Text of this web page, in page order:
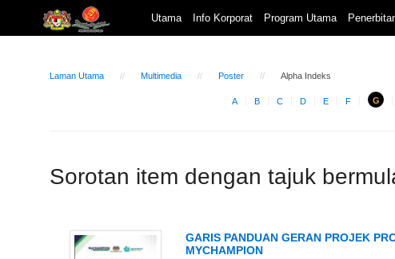
Utama Info Korporat Program Utama
Laman Utama Multimedia Poster Alpha Indeks
A B C D E F G
Sorotan item dengan tajuk
GARIS PANDUAN GERAN PROJEK
MYCHAMPION